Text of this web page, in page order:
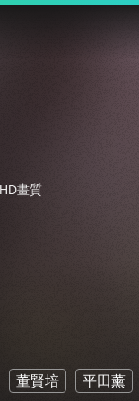
畫質
董賢培 平田薰